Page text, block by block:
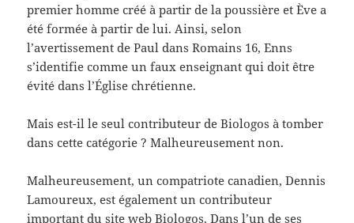
premier homme créé à partir de la poussière et Ève a
été formée à partir de lui. Ainsi, selon
l’avertissement de Paul dans Romains 16, Enns
s’identifie comme un faux enseignant qui doit être
évité dans l’Église chrétienne.
Mais est-il le seul contributeur de Biologos à tomber
dans cette catégorie ? Malheureusement non.
Malheureusement, un compatriote canadien, Dennis
Lamoureux, est également un contributeur
important du site web Biologos. Dans l’un de ses